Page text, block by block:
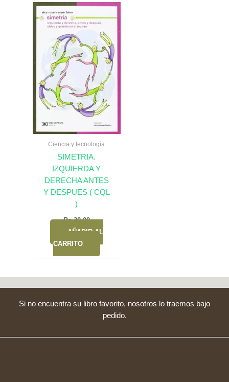
Ciencia y tecnología
SIMETRIA.
IZQUIERDA Y
DERECHA ANTES
Y DESPUES ( CQL
)
Bs.30,00
AÑADIR AL
CARRITO
Si no encuentra su libro favorito, nosotros lo traemos bajo
pedido.